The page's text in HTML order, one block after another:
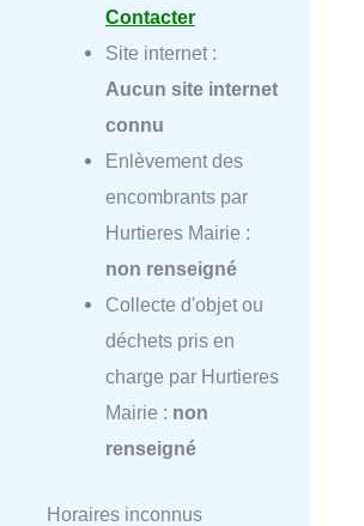
Contacter
Site internet :
Aucun site internet
connu
Enlèvement des
encombrants par
Hurtieres Mairie :
non renseigné
Collecte d'objet ou
déchets pris en
charge par Hurtieres
Mairie : non
renseigné
Horaires inconnus